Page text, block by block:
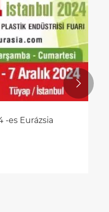
-es Eurázsia
